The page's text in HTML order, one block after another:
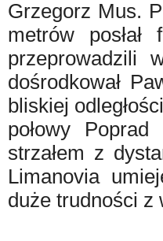
Grzegorz Mus.
metrów
przeprowadzili
dośrodkował
bliskiej
połowy
strzałem z
Limanovia
duże trudności z